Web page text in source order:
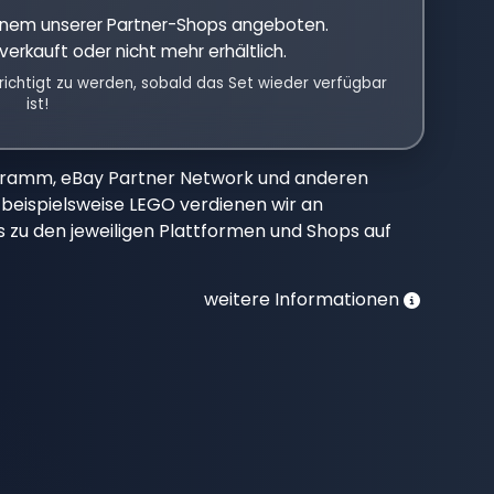
unserer Partner-Shops angeboten.
oder nicht mehr erhältlich.
zu werden, sobald das Set wieder verfügbar
ist!
eBay Partner Network und anderen
LEGO verdienen wir an
den jeweiligen Plattformen und Shops auf
weitere Informationen